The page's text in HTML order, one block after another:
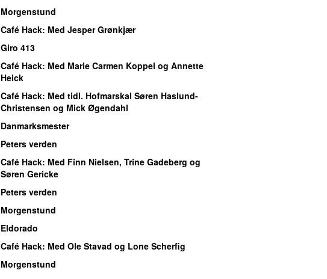
Morgenstund
Café Hack: Med Jesper Grønkjær
Giro 413
Café Hack: Med Marie Carmen Koppel og Annette
Heick
Café Hack: Med tidl. Hofmarskal Søren Haslund-
Christensen og Mick Øgendahl
Danmarksmester
Peters verden
Café Hack: Med Finn Nielsen, Trine Gadeberg og
Søren Gericke
Peters verden
Morgenstund
Eldorado
Café Hack: Med Ole Stavad og Lone Scherfig
Morgenstund